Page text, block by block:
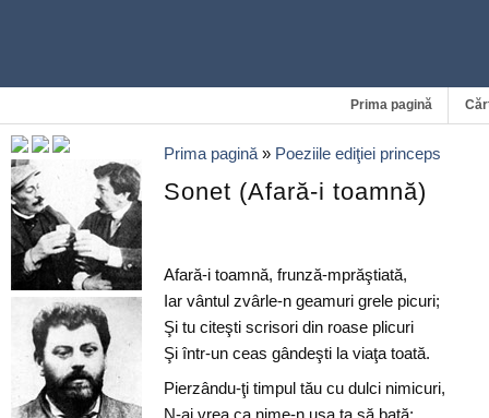
Prima pagină
Prima pagină » Poeziile ediţiei princeps
Sonet (Afară-i toamnă)
Afară-i toamnă, frunză-mprăştiată,
Iar vântul zvârle-n geamuri grele picuri;
Şi tu citeşti scrisori din roase plicuri
Şi într-un ceas gândeşti la viaţa toată.
Pierzându-ţi timpul tău cu dulci nimicuri,
N-ai vrea ca nime-n uşa ta să bată;